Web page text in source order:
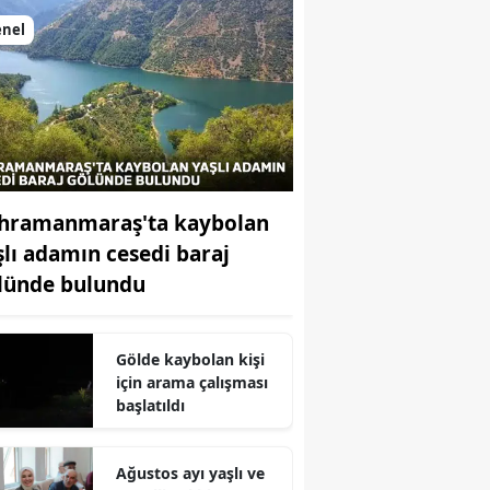
kaybolan
adamın cesedi baraj
bulundu
Gölde kaybolan kişi
için arama çalışması
başlatıldı
Ağustos ayı yaşlı ve